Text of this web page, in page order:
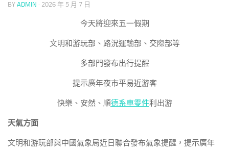
BY ADMIN · 2026 年 5 月 7 日
今天將迎來五一假期
文明和游玩部、路況運輸部、交際部等
多部門發布出行提醒
提示廣年夜市平易近游客
快樂、安然、順德系車零件利出游
天氣方面
文明和游玩部與中國氣象局近日聯合發布氣象提醒，提示廣年